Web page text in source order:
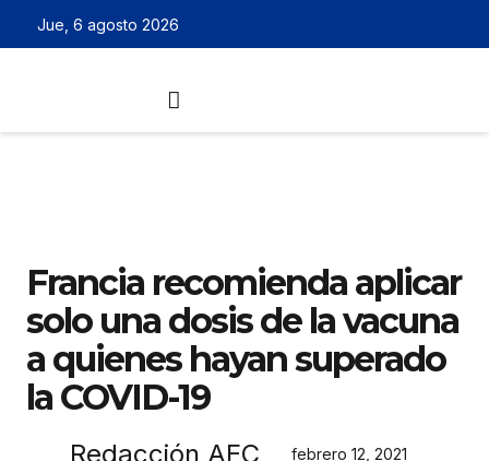
Jue, 6 agosto 2026
Francia recomienda aplicar
solo una dosis de la vacuna
a quienes hayan superado
la COVID-19
Redacción AEC febrero 12, 2021